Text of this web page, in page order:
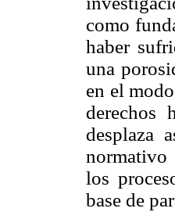
como
haber
una
en el
derechos
desplaza
normativo
los
base de